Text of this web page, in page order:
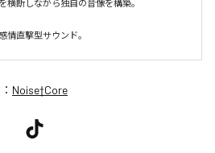
横断しながら独自の音像を構築。
情直撃型サウンド。
Noise†Core